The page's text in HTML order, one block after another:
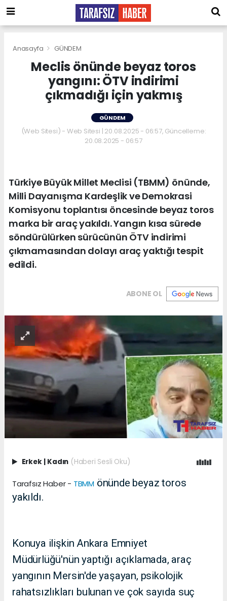
Anasayfa GÜNDEM
Meclis önünde beyaz toros
yangını: ÖTV indirimi
çıkmadığı için yakmış
GÜNDEM
(Web Sitesi) - Web Sitesi | 20.08.2025 - 06:57, Güncelleme:
20.08.2025 - 06:57
Türkiye Büyük Millet Meclisi (TBMM) önünde,
Milli Dayanışma Kardeşlik ve Demokrasi
Komisyonu toplantısı öncesinde beyaz toros
marka bir araç yakıldı. Yangın kısa sürede
söndürülürken sürücünün ÖTV indirimi
çıkmamasından dolayı araç yaktığı tespit
edildi.
ABONE OL
Erkek | Kadın (Haberi Sesli Oku)
Tarafsız Haber - TBMM önünde beyaz toros
yakıldı.
Konuya ilişkin Ankara Emniyet
Müdürlüğü'nün yaptığı açıklamada, araç
yangının Mersin'de yaşayan, psikolojik
rahatsızlıkları bulunan ve çok sayıda suç